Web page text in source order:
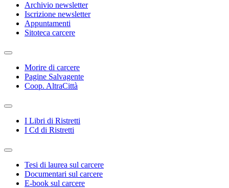
Archivio newsletter
Iscrizione newsletter
Appuntamenti
Sitoteca carcere
Morire di carcere
Pagine Salvagente
Coop. AltraCittà
I Libri di Ristretti
I Cd di Ristretti
Tesi di laurea sul carcere
Documentari sul carcere
E-book sul carcere